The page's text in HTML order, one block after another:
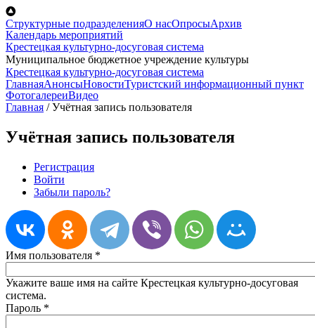
Перейти к основному содержанию
Структурные подразделенияО насОпросыАрхив
Календарь мероприятий
Крестецкая культурно-досуговая система
Муниципальное бюджетное учреждение культуры
Крестецкая культурно-досуговая система
ГлавнаяАнонсыНовостиТуристский информационный пункт
ФотогалереиВидео
Главная /Учётная запись пользователя
Учётная запись пользователя
Главные вкладки
Регистрация
Войти
Забыли пароль?
Имя пользователя *
Укажите ваше имя на сайте Крестецкая культурно-досуговая
система.
Пароль *